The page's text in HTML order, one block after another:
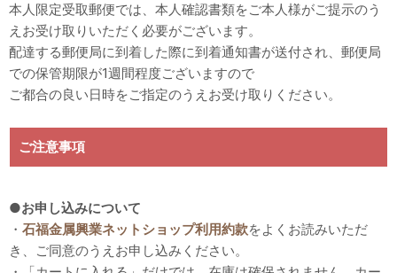
本人限定受取郵便では、本人確認書類をご本人様がご提示のう
えお受け取りいただく必要がございます。
配達する郵便局に到着した際に到着通知書が送付され、郵便局
での保管期限が1週間程度ございますので
ご都合の良い日時をご指定のうえお受け取りください。
ご注意事項
●お申し込みについて
・ 石福金属興業ネットショップ利用約款をよくお読みいただ
き、ご同意のうえお申し込みください。